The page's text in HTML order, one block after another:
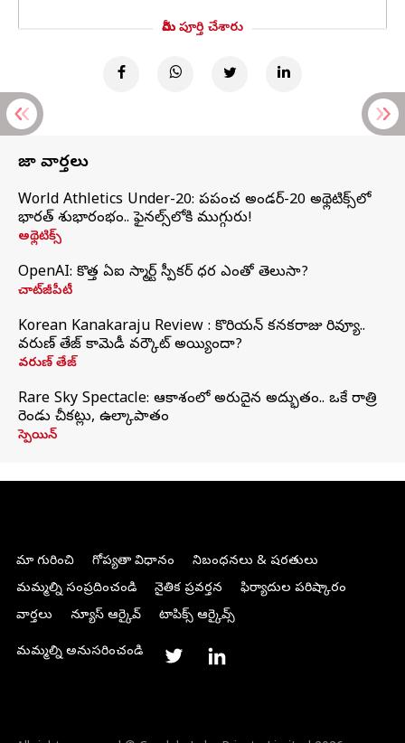
మీరు పూర్తి చేశారు
తాజా వార్తలు
World Athletics Under-20: ప్రపంచ అండర్-20 అథ్లెటిక్స్‌లో
భారత్‌ శుభారంభం.. ఫైనల్స్‌లోకి ముగ్గురు!
అథ్లెటిక్స్
OpenAI: కొత్త ఏఐ స్మార్ట్ స్పీకర్ ధర ఎంతో తెలుసా?
చాట్‌జీపీటీ
Korean Kanakaraju Review : కొరియన్ కనకరాజు రివ్యూ..
వరుణ్ తేజ్ కామెడీ వర్కౌట్ అయ్యిందా?
వరుణ్ తేజ్
Rare Sky Spectacle: ఆకాశంలో అరుదైన అద్భుతం.. ఒకే రాత్రి
రెండు చీకట్లు, ఉల్కాపాతం
స్పెయిన్
మా గురించి గోప్యతా విధానం
నిబంధనలు & షరతులు
మమ్మల్ని సంప్రదించండి
నైతిక ప్రవర్తన
ఫిర్యాదుల పరిష్కారం
వార్తలు
న్యూస్ ఆర్కైవ్ టాపిక్స్ ఆర్కైవ్స్
మమ్మల్ని అనుసరించండి